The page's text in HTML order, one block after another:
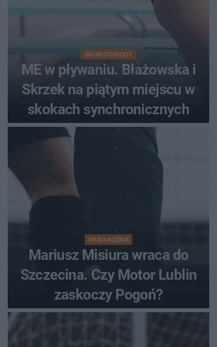
SKOKI DO WODY
ME w pływaniu. Błażowska i
Skrzek na piątym miejscu w
skokach synchronicznych
PIŁKA NOŻNA
Mariusz Misiura wraca do
Szczecina. Czy Motor Lublin
zaskoczy Pogoń?